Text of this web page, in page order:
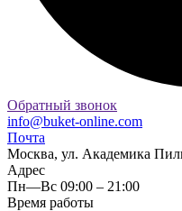
Обратный звонок
info@buket-online.com
Почта
Москва, ул. Академика
Адрес
Пн—Вс 09:00 – 21:00
Время работы